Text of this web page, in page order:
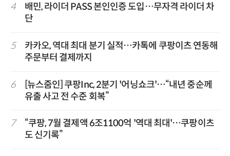
4
배민, 라이더 PASS 본인인증 도입…무자격 라이더 차
단
5
카카오, 역대 최대 분기 실적…카톡에 쿠팡이츠 연동해
주문부터 결제까지
6
[뉴스줌인] 쿠팡Inc, 2분기 '어닝쇼크'…“내년 중순께
유출 사고 전 수준 회복”
7
“쿠팡, 7월 결제액 6조1100억 '역대 최대'…쿠팡이츠
도 신기록”